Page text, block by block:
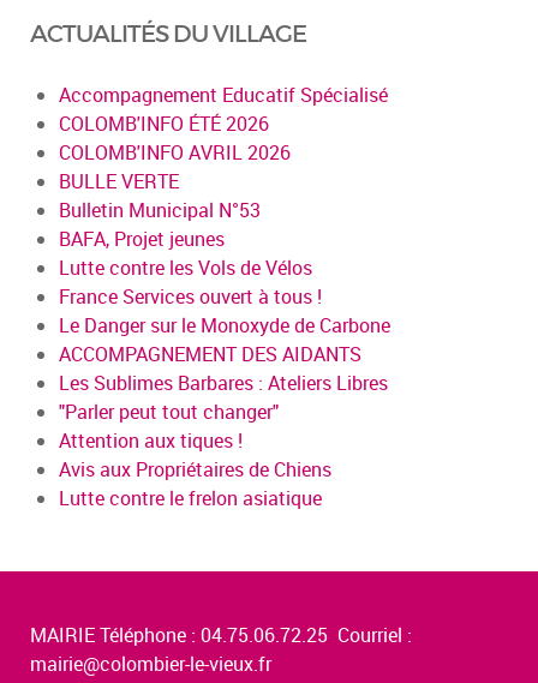
ACTUALITÉS DU VILLAGE
Accompagnement Educatif Spécialisé
COLOMB'INFO ÉTÉ 2026
COLOMB'INFO AVRIL 2026
BULLE VERTE
Bulletin Municipal N°53
BAFA, Projet jeunes
Lutte contre les Vols de Vélos
France Services ouvert à tous !
Le Danger sur le Monoxyde de Carbone
ACCOMPAGNEMENT DES AIDANTS
Les Sublimes Barbares : Ateliers Libres
"Parler peut tout changer"
Attention aux tiques !
Avis aux Propriétaires de Chiens
Lutte contre le frelon asiatique
MAIRIE Téléphone : 04.75.06.72.25 Courriel :
mairie@colombier-le-vieux.fr